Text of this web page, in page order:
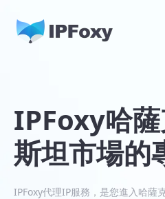
IPFoxy哈
斯坦市場的
IPFoxy代理IP服務，是您進入哈薩